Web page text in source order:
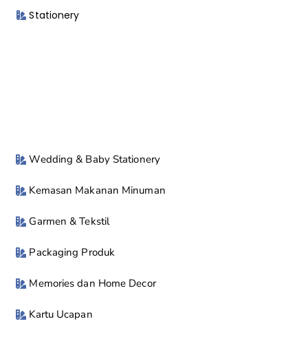
Stationery
Wedding & Baby Stationery
Kemasan Makanan Minuman
Garmen & Tekstil
Packaging Produk
Memories dan Home Decor
Kartu Ucapan